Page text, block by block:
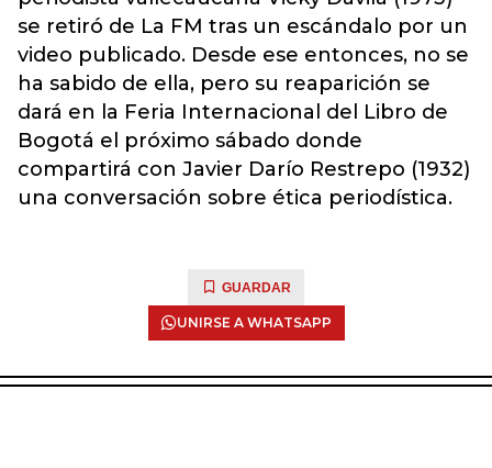
se retiró de La FM tras un escándalo por un
video publicado. Desde ese entonces, no se
ha sabido de ella, pero su reaparición se
dará en la Feria Internacional del Libro de
Bogotá el próximo sábado donde
compartirá con Javier Darío Restrepo (1932)
una conversación sobre ética periodística.
GUARDAR
UNIRSE A WHATSAPP